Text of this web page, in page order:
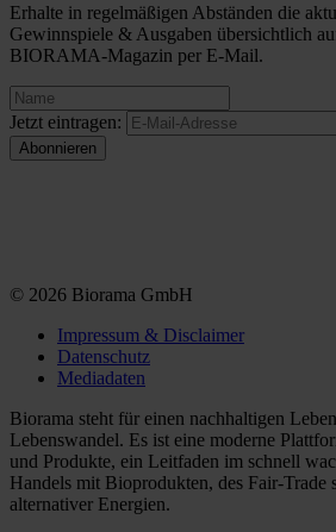
Erhalte in regelmäßigen Abständen die
Gewinnspiele & Ausgaben übersichtlich
BIORAMA-Magazin per E-Mail.
Jetzt eintragen:
© 2026 Biorama GmbH
Impressum & Disclaimer
Datenschutz
Mediadaten
Biorama steht für einen nachhaltigen
Lebenswandel. Es ist eine moderne
und Produkte, ein Leitfaden im schnell
Handels mit Bioprodukten, des Fair-Trade
alternativer Energien.